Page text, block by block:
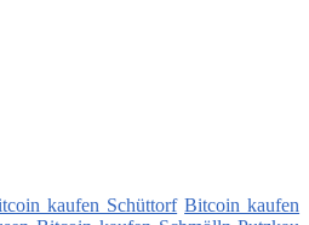
kaufen Schüttorf Bitcoin kaufen